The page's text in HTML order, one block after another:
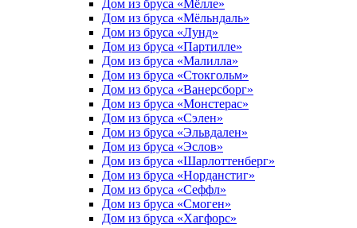
Дом из бруса «Мёлле»
Дом из бруса «Мёльндаль»
Дом из бруса «Лунд»
Дом из бруса «Партилле»
Дом из бруса «Малилла»
Дом из бруса «Стокгольм»
Дом из бруса «Ванерсборг»
Дом из бруса «Монстерас»
Дом из бруса «Сэлен»
Дом из бруса «Эльвдален»
Дом из бруса «Эслов»
Дом из бруса «Шарлоттенберг»
Дом из бруса «Норданстиг»
Дом из бруса «Сеффл»
Дом из бруса «Смоген»
Дом из бруса «Хагфорс»